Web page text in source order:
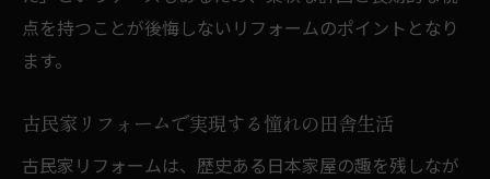
点を持つことが後悔しないリフォームのポイントとなり
ます。
古民家リフォームで実現する憧れの田舎生活
古民家リフォームは、歴史ある日本家屋の趣を残しなが